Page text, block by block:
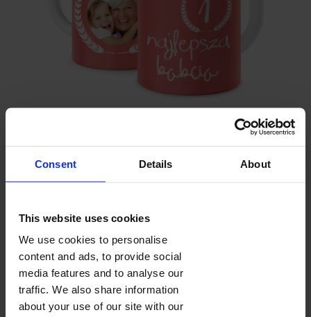
Consent Details About
This website uses cookies
We use cookies to personalise
content and ads, to provide social
media features and to analyse our
traffic. We also share information
about your use of our site with our
Kolory wnętrza (wybierzesz w koszyku):
FOTOKUBKI
Fotokubek z nadrukowanym zdjęciem